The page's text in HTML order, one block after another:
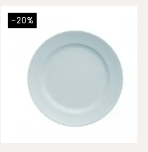
-20%